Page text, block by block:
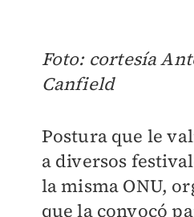
Foto: cortesía
Canfield
Postura que le
a diversos
la misma ONU,
que la convocó